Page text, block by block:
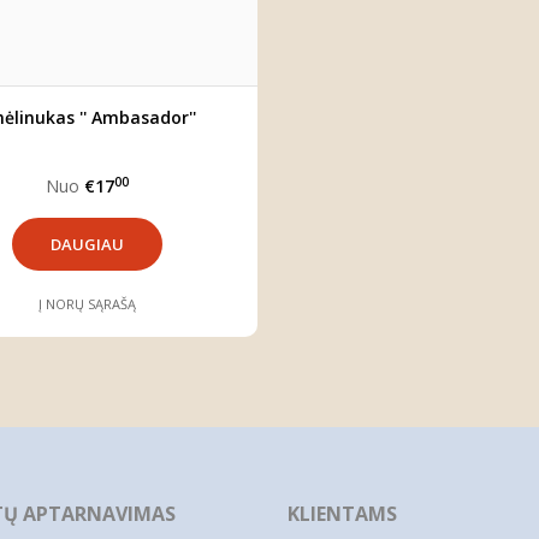
'' Ambasador''
Nuo €1700
DAUGIAU
Į NORŲ SĄRAŠĄ
APTARNAVIMAS KLIENTAMS